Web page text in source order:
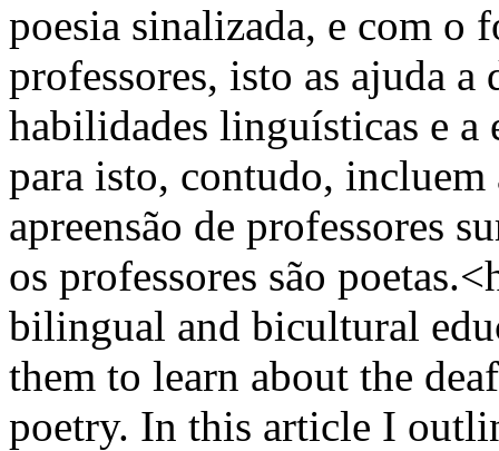
poesia sinalizada, e com o
professores, isto as ajuda a
habilidades linguísticas e a
para isto, contudo,
apreensão de professores
os professores são
bilingual and bicultural
them to learn about the
poetry. In this article I